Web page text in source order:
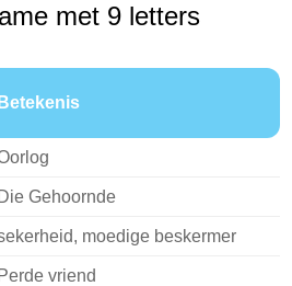
met 9 letters
Betekenis
Die Gehoornde
moedige beskermer
Perde vriend